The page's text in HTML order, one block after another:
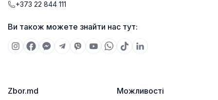
+373 22 844 111
Ви також можете знайти нас тут:
Zbor.md Можливості